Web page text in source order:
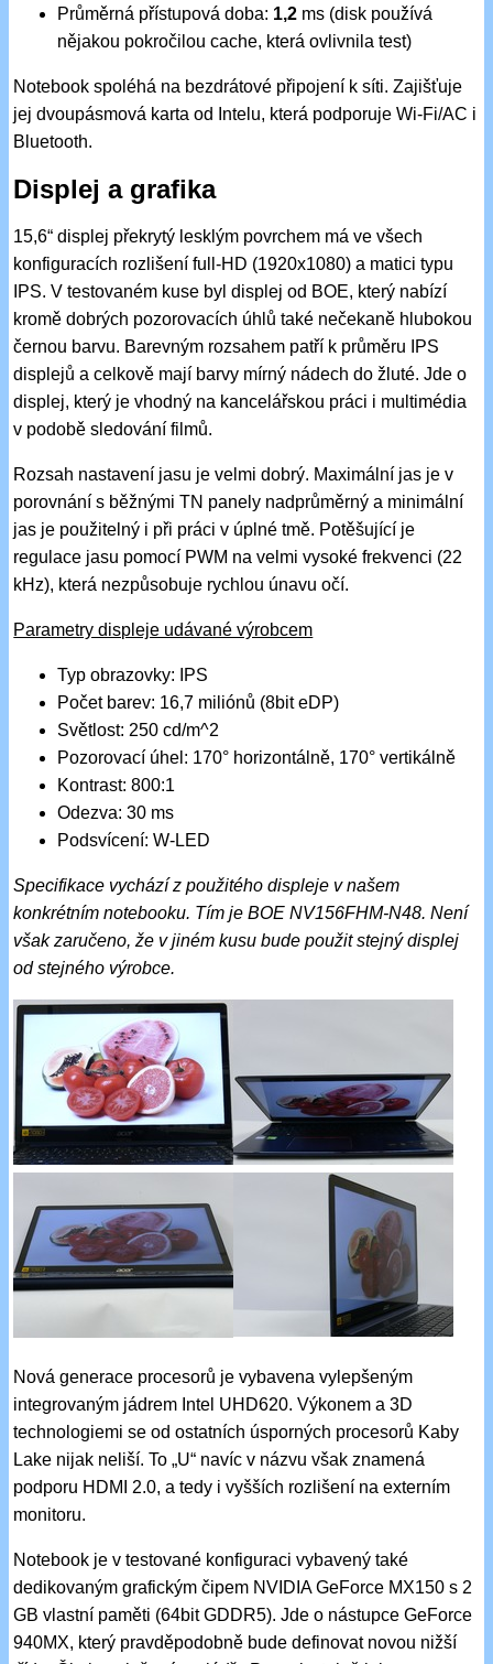
Průměrná přístupová doba: 1,2 ms (disk používá
nějakou pokročilou cache, která ovlivnila test)
Notebook spoléhá na bezdrátové připojení k síti. Zajišťuje
jej dvoupásmová karta od Intelu, která podporuje Wi-Fi/AC i
Bluetooth.
Displej a grafika
15,6“ displej překrytý lesklým povrchem má ve všech
konfiguracích rozlišení full-HD (1920x1080) a matici typu
IPS. V testovaném kuse byl displej od BOE, který nabízí
kromě dobrých pozorovacích úhlů také nečekaně hlubokou
černou barvu. Barevným rozsahem patří k průměru IPS
displejů a celkově mají barvy mírný nádech do žluté. Jde o
displej, který je vhodný na kancelářskou práci i multimédia
v podobě sledování filmů.
Rozsah nastavení jasu je velmi dobrý. Maximální jas je v
porovnání s běžnými TN panely nadprůměrný a minimální
jas je použitelný i při práci v úplné tmě. Potěšující je
regulace jasu pomocí PWM na velmi vysoké frekvenci (22
kHz), která nezpůsobuje rychlou únavu očí.
Parametry displeje udávané výrobcem
Typ obrazovky: IPS
Počet barev: 16,7 miliónů (8bit eDP)
Světlost: 250 cd/m^2
Pozorovací úhel: 170° horizontálně, 170° vertikálně
Kontrast: 800:1
Odezva: 30 ms
Podsvícení: W-LED
Specifikace vychází z použitého displeje v našem
konkrétním notebooku. Tím je BOE NV156FHM-N48. Není
však zaručeno, že v jiném kusu bude použit stejný displej
od stejného výrobce.
Nová generace procesorů je vybavena vylepšeným
integrovaným jádrem Intel UHD620. Výkonem a 3D
technologiemi se od ostatních úsporných procesorů Kaby
Lake nijak neliší. To „U“ navíc v názvu však znamená
podporu HDMI 2.0, a tedy i vyšších rozlišení na externím
monitoru.
Notebook je v testované konfiguraci vybavený také
dedikovaným grafickým čipem NVIDIA GeForce MX150 s 2
GB vlastní paměti (64bit GDDR5). Jde o nástupce GeForce
940MX, který pravděpodobně bude definovat novou nižší